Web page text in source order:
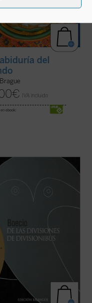
del
€ IVA incluido
ebook:
roza en esta obra, como
a un introductor y a un lógico,
problema metafísico como es
que hacemos para
...